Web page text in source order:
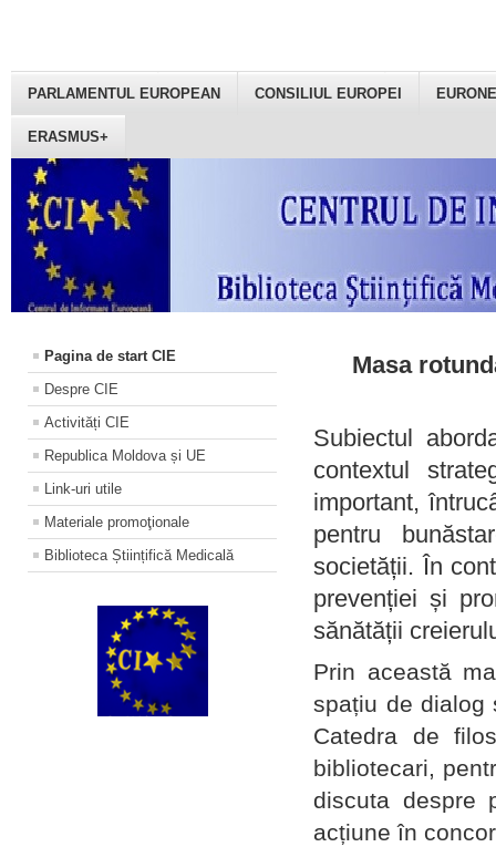
PARLAMENTUL EUROPEAN CONSILIUL EUROPEI
ERASMUS+
Pagina de start CIE
Despre CIE
Activități CIE
Republica Moldova și UE
Link-uri utile
Materiale promoţionale
Biblioteca Științifică Medicală
Masa
Subiectul
contextul
important,
pentru
societății. În
prevenției și
sănătății
Prin această
spațiu de dialog
Catedra de
bibliotecari,
discuta despre
acțiune în